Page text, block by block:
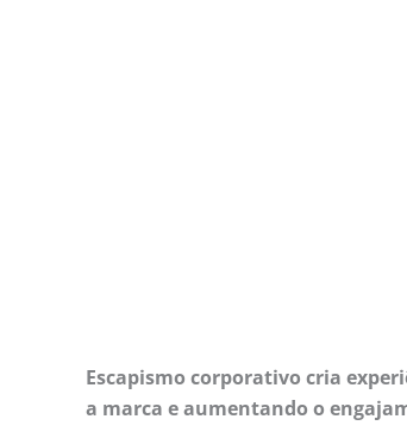
Escapismo corporativo cria
a marca e aumentando o